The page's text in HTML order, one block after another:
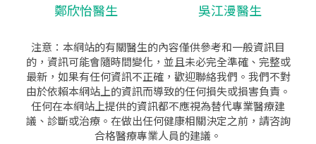
鄭欣怡醫生 吳江漫醫生
注意：本網站的有關醫生的內容僅供參考和一般資訊目
的，資訊可能會隨時間變化，並且未必完全準確、完整或
最新，如果有任何資訊不正確，歡迎聯絡我們。我們不對
由於依賴本網站上的資訊而導致的任何損失或損害負責。
任何在本網站上提供的資訊都不應視為替代專業醫療建
議、診斷或治療。在做出任何健康相關決定之前，請咨詢
合格醫療專業人員的建議。